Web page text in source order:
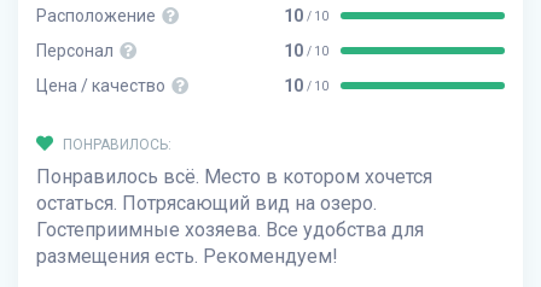
Расположение 10 / 10
Персонал 10 / 10
Цена / качество 10 / 10
ПОНРАВИЛОСЬ:
Понравилось всё. Место в котором хочется
остаться. Потрясающий вид на озеро.
Гостеприимные хозяева. Все удобства для
размещения есть. Рекомендуем!